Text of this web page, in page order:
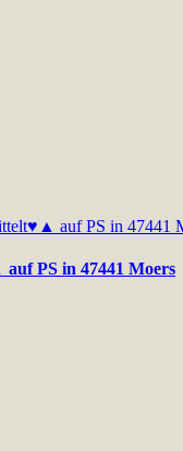
PS in 47441 Moers